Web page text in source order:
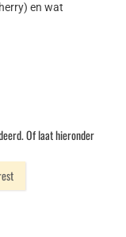
en wat
Of laat hieronder